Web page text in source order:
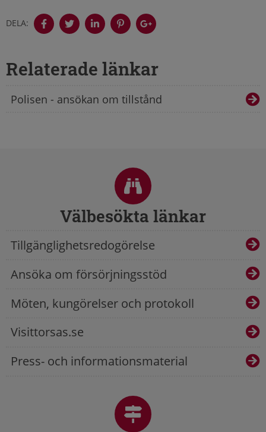
DELA:
Relaterade länkar
Polisen - ansökan om tillstånd
Välbesökta länkar
Tillgänglighetsredogörelse
Ansöka om försörjningsstöd
Möten, kungörelser och protokoll
Visittorsas.se
Press- och informationsmaterial